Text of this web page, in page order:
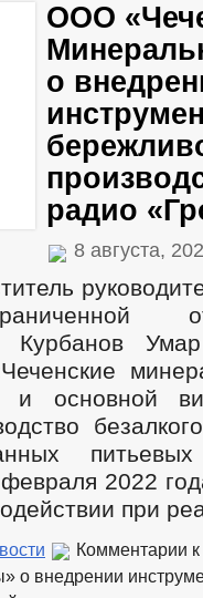
ООО
о
радио
8 августа,
Умар
основной
2022
при
Комментарии
о внедрении